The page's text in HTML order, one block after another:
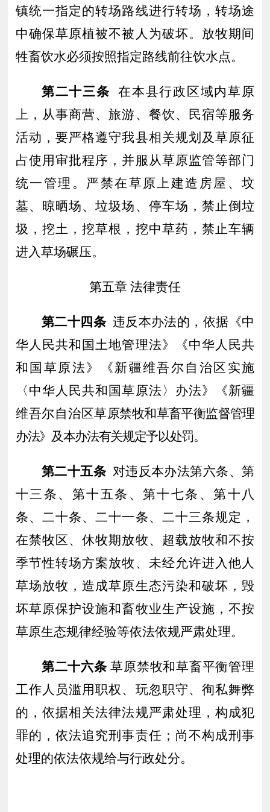
镇统一指定的转场路线进行转场，转场途
中确保草原植被不被人为破坏。放牧期间
牲畜饮水必须按照指定路线前往饮水点。
第二十三条
在本县行政区域内草原
上，从事商营、旅游、餐饮、民宿等服务
活动，要严格遵守我县相关规划及草原征
占使用审批程序，并服从草原监管等部门
统一管理。严禁在草原上建造房屋、坟
墓、晾晒场、垃圾场、停车场，禁止倒垃
圾，挖土，挖草根，挖中草药，禁止车辆
进入草场碾压。
第五章 法律责任
第二十 四条 违反本办法的，依据 《中
华人民共和国土地管理法》《中华人民共
和国草原法》
《新疆维吾尔自治区实施
〈中华人民共和国草原法〉办法》《新疆
维吾尔自治区草原禁牧和草畜平衡监督管理
办法》 及本办法有关规定予以处罚。
第二十五条 对违反本办法第六条、第
十三条、第十五条、第十七条、第十八
条、二十条、二十一条、二十三条规定，
在禁牧区、休牧期放牧、 超载放牧和不按
季节性转场方案放牧、未经允许进入他人
草场放牧，造成草原生态污染和破坏，毁
坏草原保护设施和畜牧业生产设施，不按
草原生态规律经验等依法依规严肃处理。
第二十六条 草原禁牧和草畜平衡管理
工作人员滥用职权、玩忽职守、徇私舞弊
的，依据相关法律法规严肃处理，构成犯
罪的，依法追究刑事责任 ； 尚不构成刑事
处理的依法依规给与行政处分。